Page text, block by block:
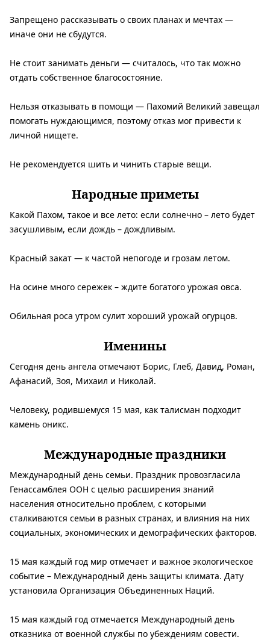
Запрещено рассказывать о своих планах и мечтах —
иначе они не сбудутся.
Не стоит занимать деньги — считалось, что так можно
отдать собственное благосостояние.
Нельзя отказывать в помощи — Пахомий Великий завещал
помогать нуждающимся, поэтому отказ мог привести к
личной нищете.
Не рекомендуется шить и чинить старые вещи.
Народные приметы
Какой Пахом, такое и все лето: если солнечно – лето будет
засушливым, если дождь – дождливым.
Красный закат — к частой непогоде и грозам летом.
На осине много сережек – ждите богатого урожая овса.
Обильная роса утром сулит хороший урожай огурцов.
Именины
Сегодня день ангела отмечают Борис, Глеб, Давид, Роман,
Афанасий, Зоя, Михаил и Николай.
Человеку, родившемуся 15 мая, как талисман подходит
камень оникс.
Международные праздники
Международный день семьи. Праздник провозгласила
Генассамблея ООН с целью расширения знаний
населения относительно проблем, с которыми
сталкиваются семьи в разных странах, и влияния на них
социальных, экономических и демографических факторов.
15 мая каждый год мир отмечает и важное экологическое
событие – Международный день защиты климата. Дату
установила Организация Объединенных Наций.
15 мая каждый год отмечается Международный день
отказника от военной службы по убеждениям совести.